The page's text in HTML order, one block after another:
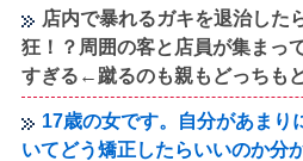
店内で暴れるガキを退治した
狂！？周囲の客と店員が集まっ
すぎる←蹴るのも親もどっちも
17歳の女です。自分があまり
いてどう矯正したらいいのか分